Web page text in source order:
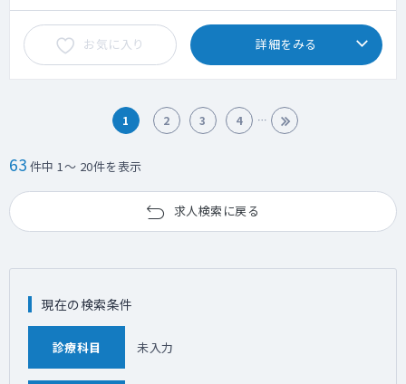
お気に入り 詳細をみる
1 2 3 4
63 件中 1～ 20件を表示
求人検索に戻る
現在の検索条件
診療科目 未入力